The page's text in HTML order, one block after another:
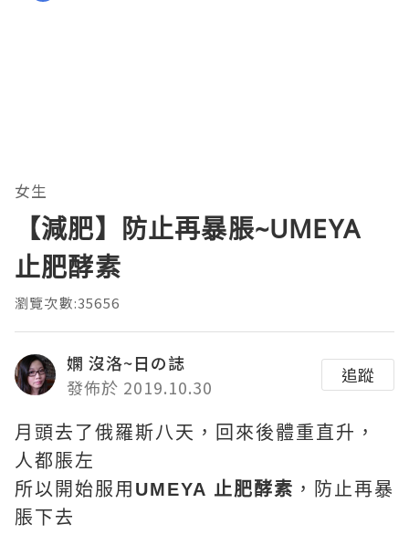
女生
【減肥】防止再暴脹~UMEYA
止肥酵素
瀏覽次數:35656
嫻 沒洛~日の誌
發佈於 2019.10.30
追蹤
月頭去了俄羅斯八天，回來後體重直升，
人都脹左
所以開始服用 UMEYA 止肥酵素 ，防止再暴
脹下去